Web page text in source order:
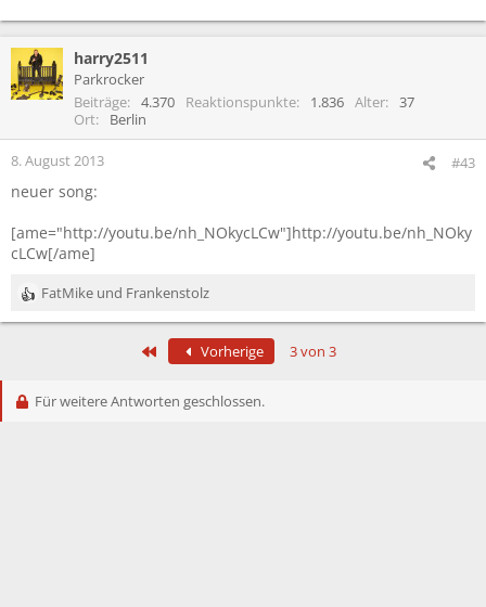
harry2511
Parkrocker
Beiträge
4.370 Reaktionspunkte 1.836 Alter
37
Ort
Berlin
8. August 2013 #43
neuer song:
[ame="http://youtu.be/nh_NOkycLCw"]http://youtu.be/nh_NOky
cLCw[/ame]
R
e
i
FatMike und Frankenstolz
Erste Vorherige 3 von 3
Für weitere Antworten geschlossen.